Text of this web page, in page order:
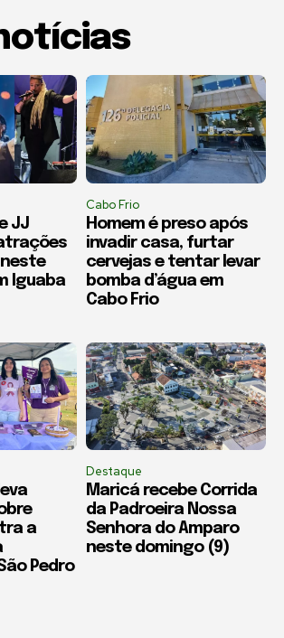
JJ
neste
Iguaba
Cabo Frio
Homem é preso após
invadir casa, furtar
cervejas e tentar levar
bomba d’água em
Cabo Frio
a
Pedro
Destaque
Maricá recebe Corrida
da Padroeira Nossa
Senhora do Amparo
neste domingo (9)